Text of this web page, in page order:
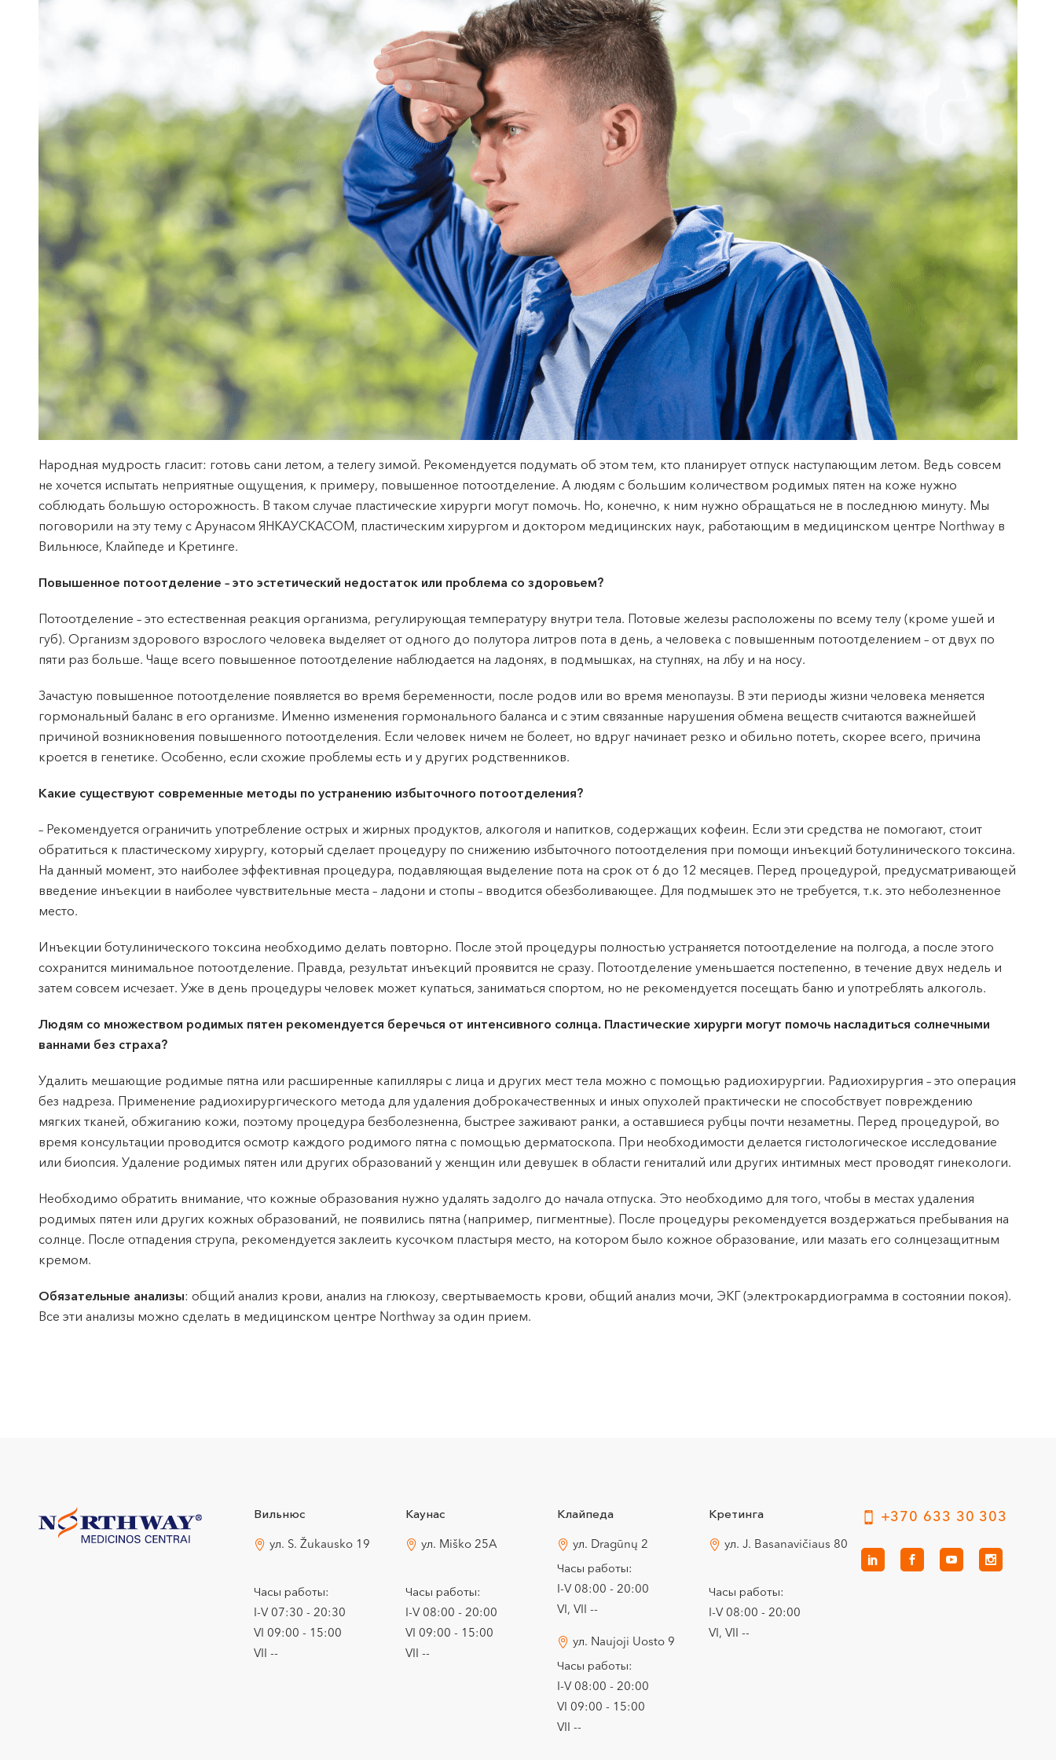
Народная мудрость гласит: готовь сани летом, а телегу зимой. Рекомендуется подумать об этом тем, кто планирует отпуск наступающим летом. Ведь совсем
не хочется испытать неприятные ощущения, к примеру, повышенное потоотделение. А людям с большим количеством родимых пятен на коже нужно
соблюдать большую осторожность. В таком случае пластические хирурги могут помочь. Но, конечно, к ним нужно обращаться не в последнюю минуту. Мы
поговорили на эту тему с Арунасом ЯНКАУСКАСОМ, пластическим хирургом и доктором медицинских наук, работающим в медицинском центре Northway в
Вильнюсе, Клайпеде и Кретинге.
Повышенное потоотделение – это эстетический недостаток или проблема со здоровьем?
Потоотделение – это естественная реакция организма, регулирующая температуру внутри тела. Потовые железы расположены по всему телу (кроме ушей и
губ). Организм здорового взрослого человека выделяет от одного до полутора литров пота в день, а человека с повышенным потоотделением – от двух по
пяти раз больше. Чаще всего повышенное потоотделение наблюдается на ладонях, в подмышках, на ступнях, на лбу и на носу.
Зачастую повышенное потоотделение появляется во время беременности, после родов или во время менопаузы. В эти периоды жизни человека меняется
гормональный баланс в его организме. Именно изменения гормонального баланса и с этим связанные нарушения обмена веществ считаются важнейшей
причиной возникновения повышенного потоотделения. Если человек ничем не болеет, но вдруг начинает резко и обильно потеть, скорее всего, причина
кроется в генетике. Особенно, если схожие проблемы есть и у других родственников.
Какие существуют современные методы по устранению избыточного потоотделения?
– Рекомендуется ограничить употребление острых и жирных продуктов, алкоголя и напитков, содержащих кофеин. Если эти средства не помогают, стоит
обратиться к пластическому хирургу, который сделает процедуру по снижению избыточного потоотделения при помощи инъекций ботулинического токсина.
На данный момент, это наиболее эффективная процедура, подавляющая выделение пота на срок от 6 до 12 месяцев. Перед процедурой, предусматривающей
введение инъекции в наиболее чувствительные места – ладони и стопы – вводится обезболивающее. Для подмышек это не требуется, т.к. это неболезненное
место.
Инъекции ботулинического токсина необходимо делать повторно. После этой процедуры полностью устраняется потоотделение на полгода, а после этого
сохранится минимальное потоотделение. Правда, результат инъекций проявится не сразу. Потоотделение уменьшается постепенно, в течение двух недель и
затем совсем исчезает. Уже в день процедуры человек может купаться, заниматься спортом, но не рекомендуется посещать баню и употреблять алкоголь.
Людям со множеством родимых пятен рекомендуется беречься от интенсивного солнца. Пластические хирурги могут помочь насладиться солнечными
ваннами без страха?
Удалить мешающие родимые пятна или расширенные капилляры с лица и других мест тела можно с помощью радиохирургии. Радиохирургия – это операция
без надреза. Применение радиохирургического метода для удаления доброкачественных и иных опухолей практически не способствует повреждению
мягких тканей, обжиганию кожи, поэтому процедура безболезненна, быстрее заживают ранки, а оставшиеся рубцы почти незаметны. Перед процедурой, во
время консультации проводится осмотр каждого родимого пятна с помощью дерматоскопа. При необходимости делается гистологическое исследование
или биопсия. Удаление родимых пятен или других образований у женщин или девушек в области гениталий или других интимных мест проводят гинекологи.
Необходимо обратить внимание, что кожные образования нужно удалять задолго до начала отпуска. Это необходимо для того, чтобы в местах удаления
родимых пятен или других кожных образований, не появились пятна (например, пигментные). После процедуры рекомендуется воздержаться пребывания на
солнце. После отпадения струпа, рекомендуется заклеить кусочком пластыря место, на котором было кожное образование, или мазать его солнцезащитным
кремом.
Обязательные анализы: общий анализ крови, анализ на глюкозу, свертываемость крови, общий анализ мочи, ЭКГ (электрокардиограмма в состоянии покоя).
Все эти анализы можно сделать в медицинском центре Northway за один прием.
Вильнюс
ул. S. Žukausko 19
Часы работы:
I-V 07:30 - 20:30
VI 09:00 - 15:00
VII --
Каунас
ул. Miško 25A
Часы работы:
I-V 08:00 - 20:00
VI 09:00 - 15:00
VII --
Клайпеда
ул. Dragūnų 2
Часы работы:
I-V 08:00 - 20:00
VI, VII --
ул. Naujoji Uosto 9
Часы работы:
I-V 08:00 - 20:00
VI 09:00 - 15:00
VII --
Кретинга
ул. J. Basanavičiaus 80
Часы работы:
I-V 08:00 - 20:00
VI, VII --
+370 633 30 303